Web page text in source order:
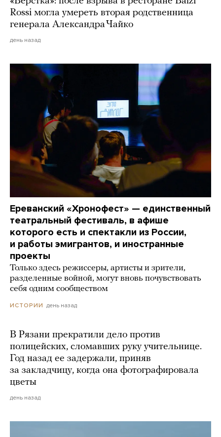
Rossi могла умереть вторая родственница
генерала Александра Чайко
день назад
Ереванский «Хронофест» — единственный
театральный фестиваль, в афише
которого есть и спектакли из России,
и работы эмигрантов, и иностранные
проекты
Только здесь режиссеры, артисты и зрители,
разделенные войной, могут вновь почувствовать
себя одним сообществом
ИСТОРИИ день назад
В Рязани прекратили дело против
полицейских, сломавших руку учительнице.
Год назад ее задержали, приняв
за закладчицу, когда она фотографировала
цветы
день назад